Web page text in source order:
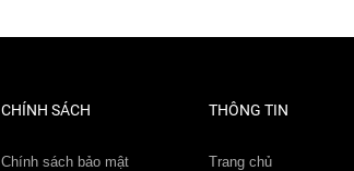
CHÍNH SÁCH
Chính sách bảo mật
THÔNG TIN
Trang chủ